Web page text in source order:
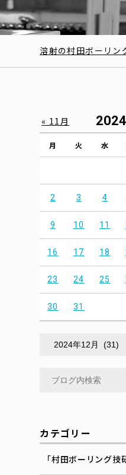
溶射の村田ボーリン
月 火 水
2 3 4
9 10 11
16 17 18
23 24 25
30 31
« 11月
カテゴリー
「村田ボーリング